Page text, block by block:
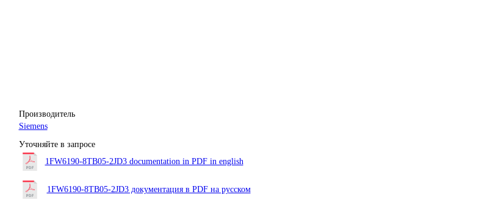
Производитель
Siemens
Уточняйте в запросе
1FW6190-8TB05-2JD3 documentation in PDF in english
1FW6190-8TB05-2JD3 документация в PDF на русском